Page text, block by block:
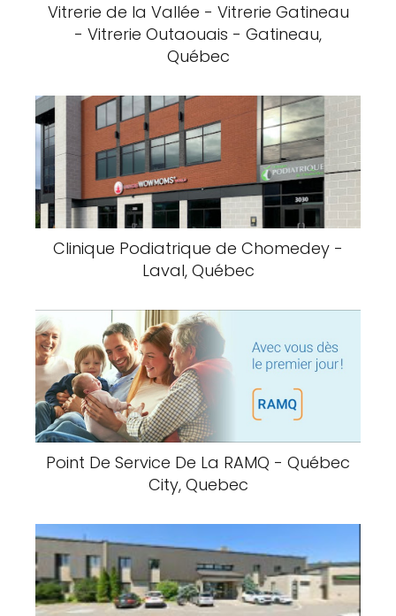
Vitrerie de la Vallée - Vitrerie Gatineau
- Vitrerie Outaouais - Gatineau,
Québec
Clinique Podiatrique de Chomedey -
Laval, Québec
Point De Service De La RAMQ - Québec
City, Quebec